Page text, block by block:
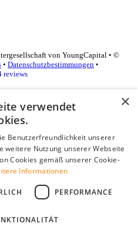
von YoungCapital • ©
• Datenschutzbestimmungen •
reviews
×
verwendet
Benutzerfreundlichkeit unserer
weitere Nutzung unserer Webseite
Cookies gemäß unserer Cookie-
Informationen
PERFORMANCE